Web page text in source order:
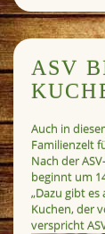
ASV
Auch in
Familienzelt
Nach der
beginnt um
„Dazu gibt
Kuchen, der
verspricht